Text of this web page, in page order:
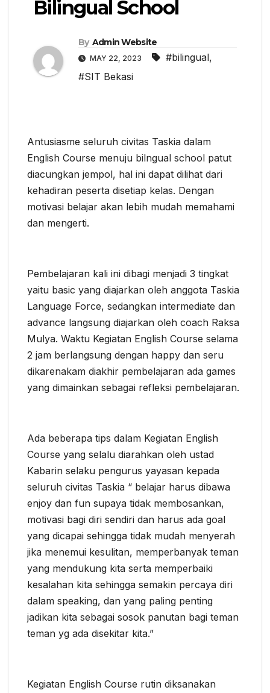
Bilingual School
By Admin Website
MAY 22, 2023 #bilingual,
#SIT Bekasi
Antusiasme seluruh civitas Taskia dalam
English Course menuju bilngual school patut
diacungkan jempol, hal ini dapat dilihat dari
kehadiran peserta disetiap kelas. Dengan
motivasi belajar akan lebih mudah memahami
dan mengerti.
Pembelajaran kali ini dibagi menjadi 3 tingkat
yaitu basic yang diajarkan oleh anggota Taskia
Language Force, sedangkan intermediate dan
advance langsung diajarkan oleh coach Raksa
Mulya. Waktu Kegiatan English Course selama
2 jam berlangsung dengan happy dan seru
dikarenakam diakhir pembelajaran ada games
yang dimainkan sebagai refleksi pembelajaran.
Ada beberapa tips dalam Kegiatan English
Course yang selalu diarahkan oleh ustad
Kabarin selaku pengurus yayasan kepada
seluruh civitas Taskia “ belajar harus dibawa
enjoy dan fun supaya tidak membosankan,
motivasi bagi diri sendiri dan harus ada goal
yang dicapai sehingga tidak mudah menyerah
jika menemui kesulitan, memperbanyak teman
yang mendukung kita serta memperbaiki
kesalahan kita sehingga semakin percaya diri
dalam speaking, dan yang paling penting
jadikan kita sebagai sosok panutan bagi teman
teman yg ada disekitar kita.”
Kegiatan English Course rutin diksanakan